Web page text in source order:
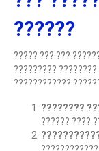
??????
????? ??? ???
?????????
????????????
????????
?????? ????